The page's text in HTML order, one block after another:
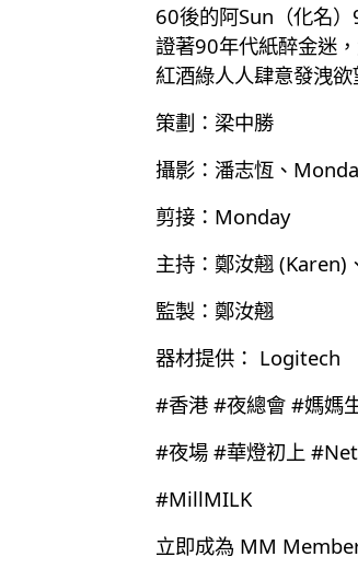
60後的阿Sun（化名
證著90年代紙醉金迷
紅酒綠人人肆意發洩
策劃：梁中勝
攝影：潘志恆、
剪接：Monday
主持：鄭汝翹 (Karen)
監製：鄭汝翹
器材提供： Logitech
#香港 #夜總會 #媽媽
#夜場 #華燈初上
#MillMILK
立即成為 MM